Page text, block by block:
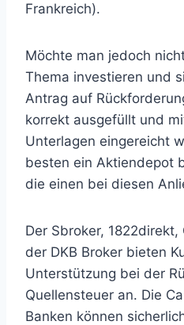
Frankreich).
Möchte man jedoch
Thema investieren und
Antrag auf
korrekt ausgefüllt und
Unterlagen eingereicht
besten ein Aktiendepot
die einen bei diesen
Der Sbroker,
der DKB Broker bieten
Unterstützung bei der
Quellensteuer an. Die
Banken können